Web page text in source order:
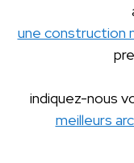
une construction
indiquez-nous
meilleurs